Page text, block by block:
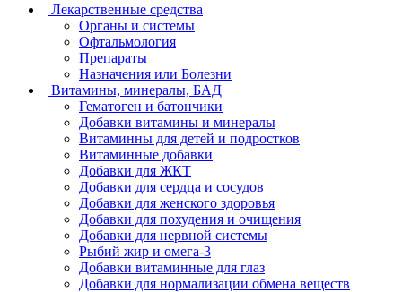
Лекарственные средства
Органы и системы
Офтальмология
Препараты
Назначения или Болезни
Витамины, минералы, БАД
Гематоген и батончики
Добавки витамины и минералы
Витаминны для детей и подростков
Витаминные добавки
Добавки для ЖКТ
Добавки для сердца и сосудов
Добавки для женского здоровья
Добавки для похудения и очищения
Добавки для нервной системы
Рыбий жир и омега-3
Добавки витаминные для глаз
Добавки для нормализации обмена веществ